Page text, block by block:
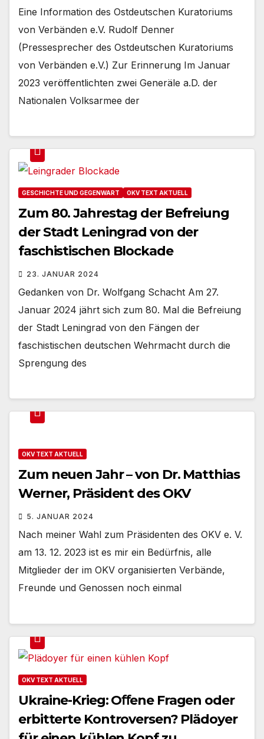
Eine Information des Ostdeutschen Kuratoriums
von Verbänden e.V. Rudolf Denner
(Pressesprecher des Ostdeutschen Kuratoriums
von Verbänden e.V.) Zur Erinnerung Im Januar
2023 veröffentlichten zwei Generäle a.D. der
Nationalen Volksarmee der
GESCHICHTE UND GEGENWART OKV TEXT AKTUELL
Zum 80. Jahrestag der Befreiung
der Stadt Leningrad von der
faschistischen Blockade
23. JANUAR 2024
Gedanken von Dr. Wolfgang Schacht Am 27.
Januar 2024 jährt sich zum 80. Mal die Befreiung
der Stadt Leningrad von den Fängen der
faschistischen deutschen Wehrmacht durch die
Sprengung des
OKV TEXT AKTUELL
Zum neuen Jahr – von Dr. Matthias
Werner, Präsident des OKV
5. JANUAR 2024
Nach meiner Wahl zum Präsidenten des OKV e. V.
am 13. 12. 2023 ist es mir ein Bedürfnis, alle
Mitglieder der im OKV organisierten Verbände,
Freunde und Genossen noch einmal
OKV TEXT AKTUELL
Ukraine-Krieg: Oﬀene Fragen oder
erbitterte Kontroversen? Plädoyer